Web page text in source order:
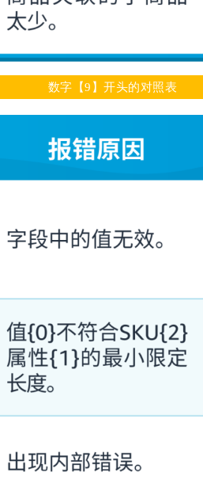
数字【9】开头的对照表